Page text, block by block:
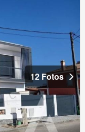
12 Fotos